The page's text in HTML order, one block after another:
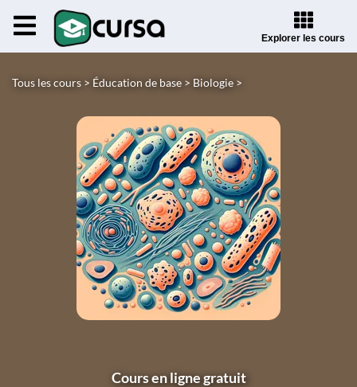
Explorer les cours
Tous les cours > Éducation de base > Biologie >
Cours en ligne gratuit